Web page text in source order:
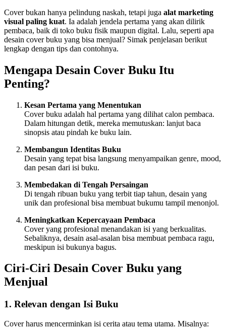
Cover bukan hanya pelindung naskah, tetapi juga alat marketing
visual paling kuat. Ia adalah jendela pertama yang akan dilirik
pembaca, baik di toko buku fisik maupun digital. Lalu, seperti apa
desain cover buku yang bisa menjual? Simak penjelasan berikut
lengkap dengan tips dan contohnya.
Mengapa Desain Cover Buku Itu
Penting?
Kesan Pertama yang Menentukan
Cover buku adalah hal pertama yang dilihat calon pembaca.
Dalam hitungan detik, mereka memutuskan: lanjut baca
sinopsis atau pindah ke buku lain.
Membangun Identitas Buku
Desain yang tepat bisa langsung menyampaikan genre, mood,
dan pesan dari isi buku.
Membedakan di Tengah Persaingan
Di tengah ribuan buku yang terbit tiap tahun, desain yang
unik dan profesional bisa membuat bukumu tampil menonjol.
Meningkatkan Kepercayaan Pembaca
Cover yang profesional menandakan isi yang berkualitas.
Sebaliknya, desain asal-asalan bisa membuat pembaca ragu,
meskipun isi bukunya bagus.
Ciri-Ciri Desain Cover Buku yang
Menjual
1. Relevan dengan Isi Buku
Cover harus mencerminkan isi cerita atau tema utama. Misalnya: